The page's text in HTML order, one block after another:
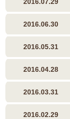
2016.06.30
2016.05.31
2016.04.28
2016.03.31
2016.02.29